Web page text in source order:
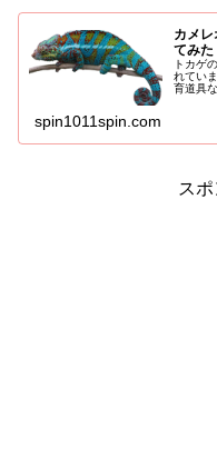
カメ
てみた
トカゲ
れてい
育道具
spin1011spin.com
ス